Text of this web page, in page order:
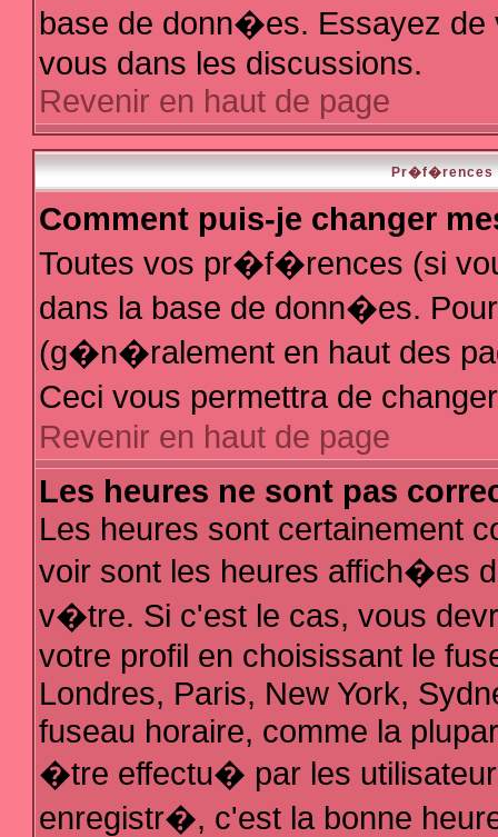
base de donn�es. Essayez de
vous dans les discussions.
Revenir en haut de page
Pr�f�rences
Comment puis-je changer
Toutes vos pr�f�rences (si
dans la base de donn�es.
(g�n�ralement en haut des
Ceci vous permettra de
Revenir en haut de page
Les heures ne sont pas
Les heures sont certainement
voir sont les heures affich�es
v�tre. Si c'est le cas, vous
votre profil en choisissant le
Londres, Paris, New York,
fuseau horaire, comme la
�tre effectu� par les
enregistr�, c'est la bonne